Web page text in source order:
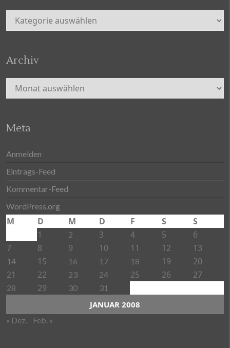
Kategorien
Archiv
Archiv
Meta
Anmelden
Eintrags-Feed
Kommentar-Feed
WordPress.org
JANUAR 2008
M D M D F S
S
1
2 3 4 5
6
7
8 9 10 11 12 13
14 15 16 17 18 19
20
21
22 23 24 25 26 27
28 29 30 31
« Dez. Feb. »